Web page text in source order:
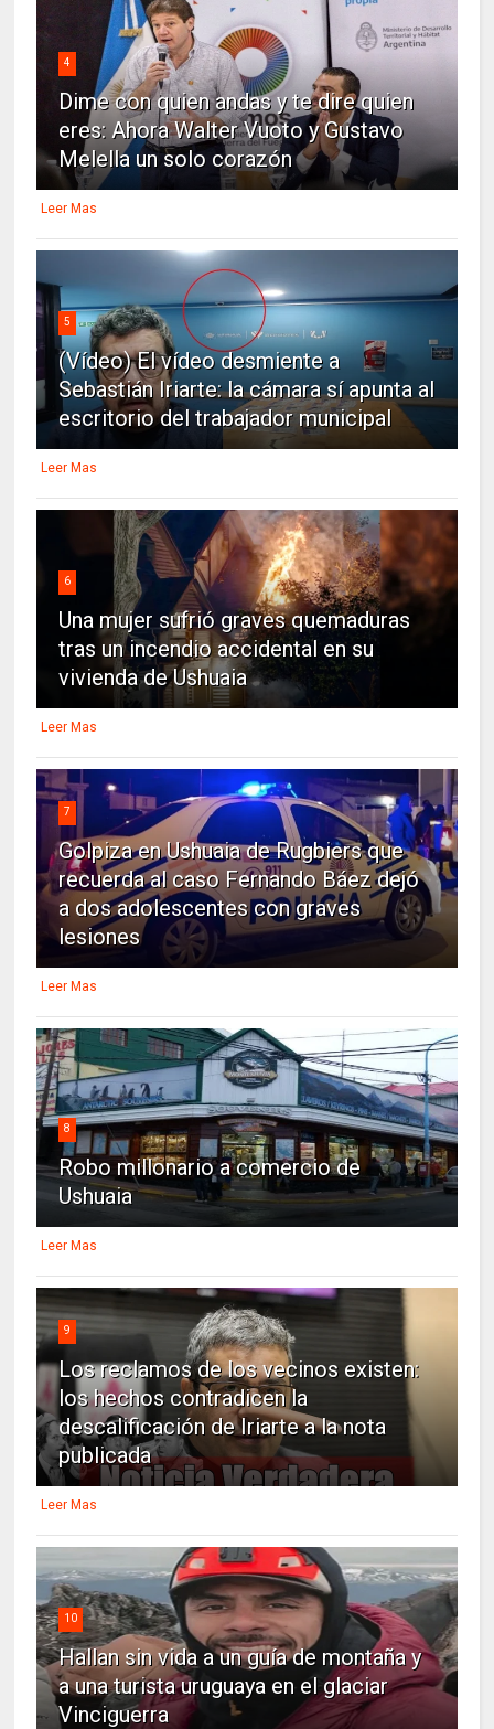
4
Dime con quien andas y te dire quien
eres: Ahora Walter Vuoto y Gustavo
Melella un solo corazón
Leer Mas
5
(Vídeo) El vídeo desmiente a
Sebastián Iriarte: la cámara sí apunta al
escritorio del trabajador municipal
Leer Mas
6
Una mujer sufrió graves quemaduras
tras un incendio accidental en su
vivienda de Ushuaia
Leer Mas
7
Golpiza en Ushuaia de Rugbiers que
recuerda al caso Fernando Báez dejó
a dos adolescentes con graves
lesiones
Leer Mas
8
Robo millonario a comercio de
Ushuaia
Leer Mas
9
Los reclamos de los vecinos existen:
los hechos contradicen la
descalificación de Iriarte a la nota
publicada
Leer Mas
10
Hallan sin vida a un guía de montaña y
a una turista uruguaya en el glaciar
Vinciguerra